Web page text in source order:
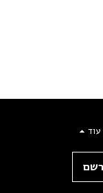
עוד